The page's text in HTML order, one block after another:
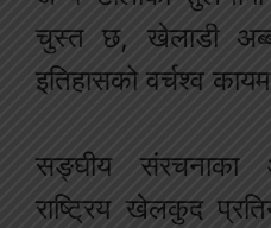
चुस्त छ, खेलाडी
इतिहासको वर्चश्व
सङ्घीय संरचनाका
राष्ट्रिय खेलकुद